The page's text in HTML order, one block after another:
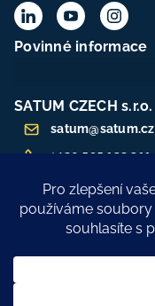
Povinné informace
SATUM CZECH s.r.o.
satum@satum.cz
+420 595 132 311
25373951
CZ25373951